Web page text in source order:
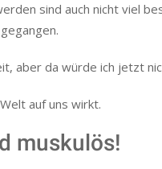
sind auch nicht viel
aber da würde ich jetzt
auf uns wirkt.
muskulös!